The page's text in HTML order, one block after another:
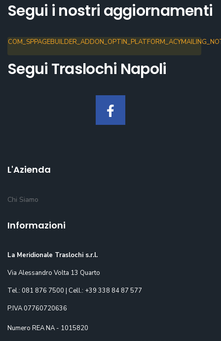
Segui i nostri aggiornamenti
Segui Traslochi Napoli
L'Azienda
Chi Siamo
Informazioni
La Meridionale Traslochi s.r.l.
Via Alessandro Volta 13 Quarto
Tel.: 081 876 7500 | Cell.: +39 338 84 87 577
P.IVA 07760720636
Numero REA NA - 1015820